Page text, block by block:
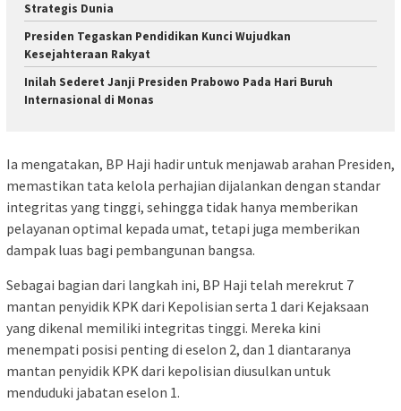
Strategis Dunia
Presiden Tegaskan Pendidikan Kunci Wujudkan
Kesejahteraan Rakyat
Inilah Sederet Janji Presiden Prabowo Pada Hari Buruh
Internasional di Monas
Ia mengatakan, BP Haji hadir untuk menjawab arahan Presiden,
memastikan tata kelola perhajian dijalankan dengan standar
integritas yang tinggi, sehingga tidak hanya memberikan
pelayanan optimal kepada umat, tetapi juga memberikan
dampak luas bagi pembangunan bangsa.
Sebagai bagian dari langkah ini, BP Haji telah merekrut 7
mantan penyidik KPK dari Kepolisian serta 1 dari Kejaksaan
yang dikenal memiliki integritas tinggi. Mereka kini
menempati posisi penting di eselon 2, dan 1 diantaranya
mantan penyidik KPK dari kepolisian diusulkan untuk
menduduki jabatan eselon 1.